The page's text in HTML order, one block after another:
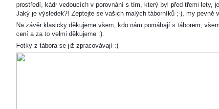
prostředí, kádr vedoucích v porovnání s tím, který byl před třemi lety,
Jaký je výsledek?! Zeptejte se vašich malých táborníků ;-), my pevně
Na závěr klasicky děkujeme všem, kdo nám pomáhají s táborem,
cení a za to velmi děkujeme :).
Fotky z tábora se již zpracovávají :)